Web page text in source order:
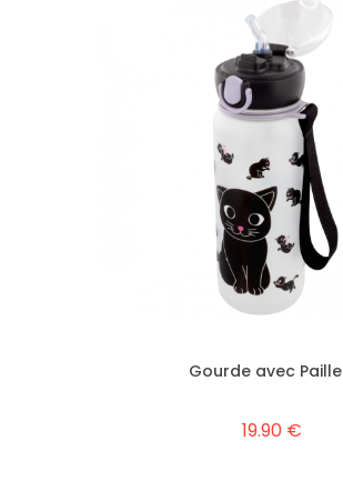
Gourde avec Paille
19.90 €